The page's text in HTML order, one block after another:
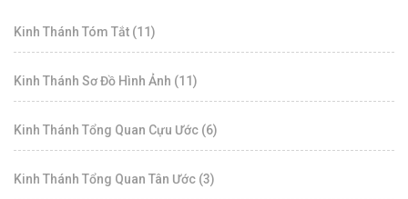
Kinh Thánh Tóm Tắt (11)
Kinh Thánh Sơ Đồ Hình Ảnh (11)
Kinh Thánh Tổng Quan Cựu Ước (6)
Kinh Thánh Tổng Quan Tân Ước (3)